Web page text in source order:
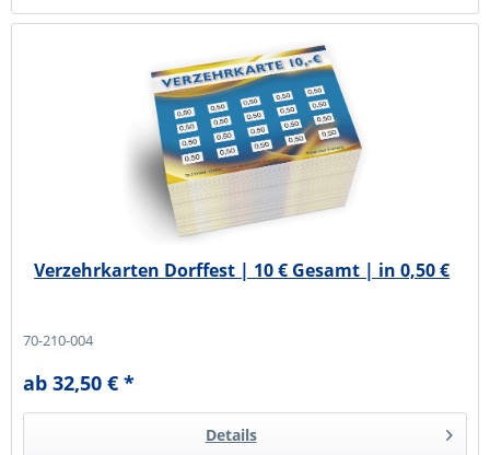
Verzehrkarten Dorffest | 10 € Gesamt | in 0,50 €
70-210-004
ab 32,50 € *
Details